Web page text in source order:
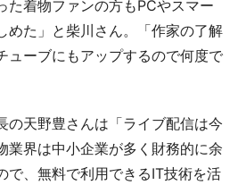
た着物ファンの方もPCやスマー
めた」と柴川さん。「作家の了解
ューブにもアップするので何度で
天野豊さんは「ライブ配信は今
業界は中小企業が多く財務的に余
で、無料で利用できるIT技術を活